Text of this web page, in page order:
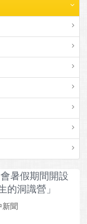
暑假期間開設
的洞識營」
新聞